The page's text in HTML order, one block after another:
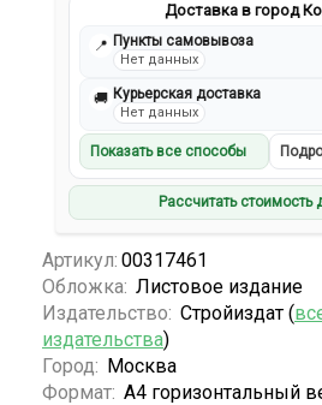
Доставка в город
📍 Пункты самовывоза
Нет данных
🚚 Курьерская доставка
Нет данных
Показать все способы
Рассчитать стоимость
Артикул: 00317461
Обложка: Листовое издание
Издательство: Стройиздат (
издательства)
Город: Москва
Формат: А4 горизонтальный